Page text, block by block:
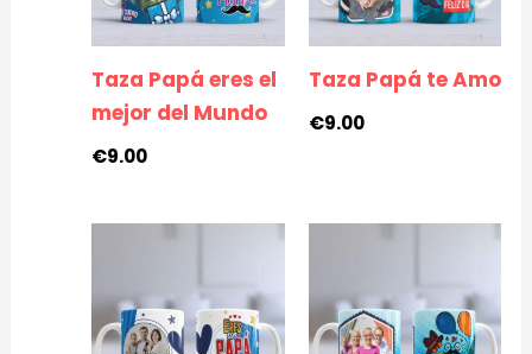
Taza Papá eres el
mejor del Mundo
€9.00
Taza Papá te Amo
€9.00